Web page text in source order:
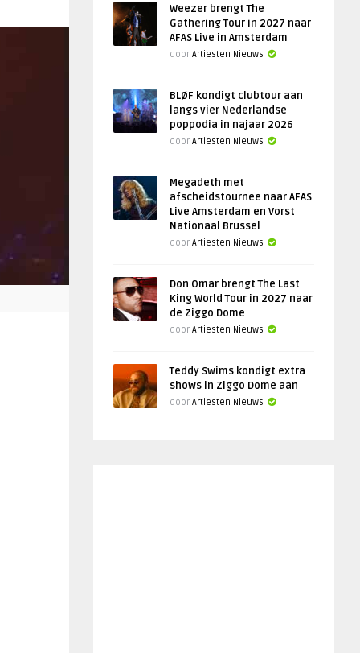
Weezer brengt The
Gathering Tour in 2027 naar
AFAS Live in Amsterdam
door Artiesten Nieuws
BLØF kondigt clubtour aan
langs vier Nederlandse
poppodia in najaar 2026
door Artiesten Nieuws
Megadeth met
afscheidstournee naar AFAS
Live Amsterdam en Vorst
Nationaal Brussel
door Artiesten Nieuws
Don Omar brengt The Last
King World Tour in 2027 naar
de Ziggo Dome
door Artiesten Nieuws
Teddy Swims kondigt extra
shows in Ziggo Dome aan
door Artiesten Nieuws